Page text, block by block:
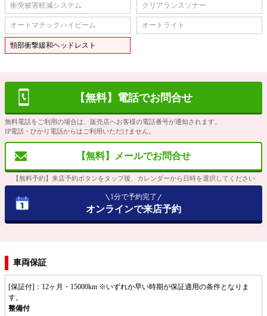
衝突被害軽減システム クリアランスソナー
オートマチックハイビーム オートライト
頸部衝撃緩和ヘッドレスト
【無料】電話でお問合せ
無料電話をご利用の場合は、販売店へお客様の電話番号が通知されます。
IP電話・ひかり電話からはご利用いただけません。
【無料】メールでお問合せ
【無料予約】来店予約ボタンをタップ後、カレンダーから日時を選択してください
1分で予約完了
オンラインで来店予約
車両保証
[保証付]：12ヶ月・15000km ※いずれか早い時期が保証適用の条件となりま
す。
整備付